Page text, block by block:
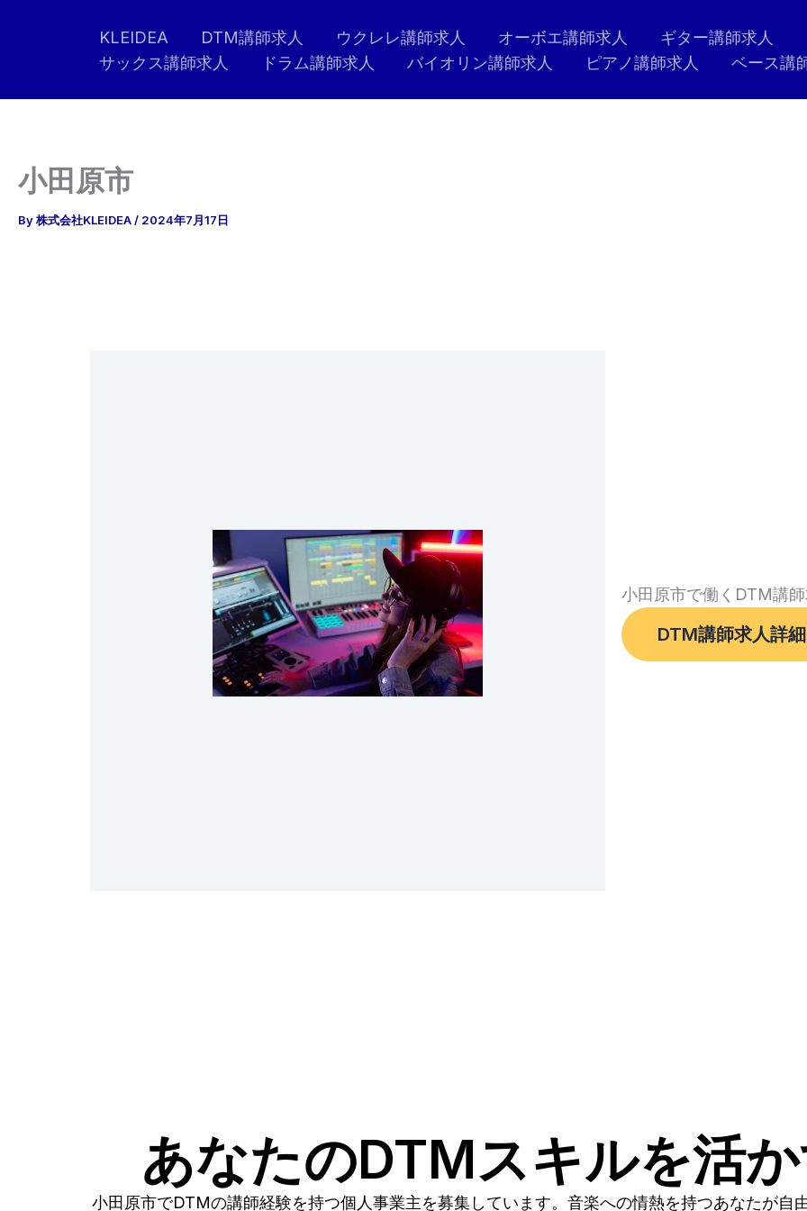
KLEIDEA DTM講師求人 ウクレレ講師求人 オーボエ講師求人 ギター講師求人
サックス講師求人
ドラム講師求人 バイオリン講師求人 ピアノ講師求人 ベース講
小田原市
By株式会社KLEIDEA/ 2024年7月17日
小田原市で働くDTM講
DTM講師求人詳細
あなたのDTMスキルを活
小田原市でDTMの講師経験を持つ個人事業主を募集しています。音楽への情熱を持つあなたが自